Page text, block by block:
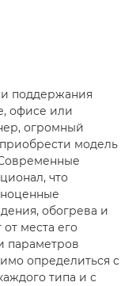
поддержания
офисе или
огромный
модель
что
обогрева и
места его
параметров
определиться с
типа и с